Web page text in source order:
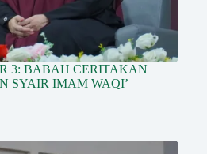
3: BABAH CERITAKAN
SYAIR IMAM WAQI’